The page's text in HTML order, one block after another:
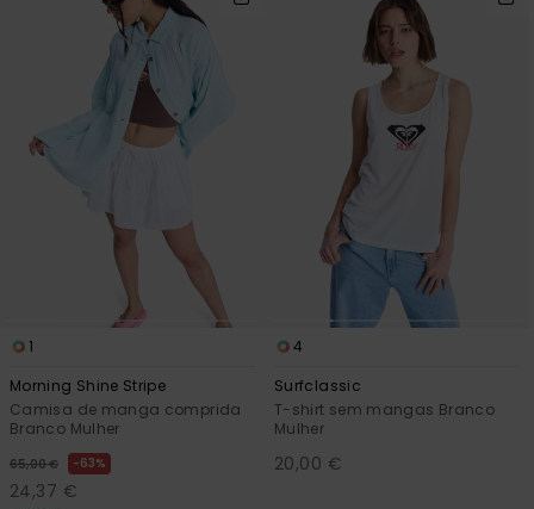
1
Morning Shine Stripe
Camisa de manga comprida
Branco Mulher
65,00 € 63%
24,37 €
4
Surfclassic
T-shirt sem mangas Branco
Mulher
20,00 €